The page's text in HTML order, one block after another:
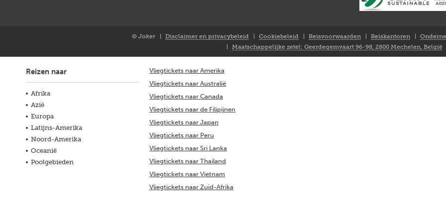
© Joker
Disclaimer en privacybeleid Cookiebeleid Reisvoorwaarden Reiskantoren
Maatschappelijke zetel: Geerdegemvaart 96-98, 2800 Mechelen, België
Reizen naar
Afrika
Azië
Europa
Latijns-Amerika
Noord-Amerika
Oceanië
Poolgebieden
Vliegtickets naar Amerika
Vliegtickets naar Australië
Vliegtickets naar Canada
Vliegtickets naar de Filipijnen
Vliegtickets naar Japan
Vliegtickets naar Peru
Vliegtickets naar Sri Lanka
Vliegtickets naar Thailand
Vliegtickets naar Vietnam
Vliegtickets naar Zuid-Afrika